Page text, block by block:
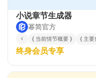
小说章节生成器
幂简官方
{ 当前情节概要 } { 主要
终身会员专享